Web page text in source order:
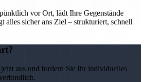
vor Ort, lädt Ihre Gegenstände
alles sicher ans Ziel – strukturiert, schnell
aus und fordern Sie Ihr individuelles